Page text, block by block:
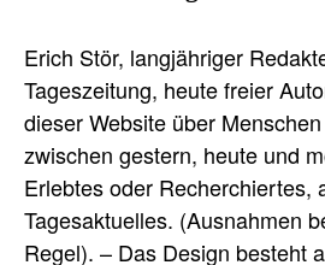
Erich Stör, langjähriger
Tageszeitung, heute freier
dieser Website über
zwischen gestern, heute und
Erlebtes oder Recherchiertes,
Tagesaktuelles. (Ausnahmen
Regel). – Das Design besteht